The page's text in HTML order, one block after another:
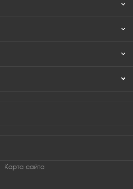
Карта сайта